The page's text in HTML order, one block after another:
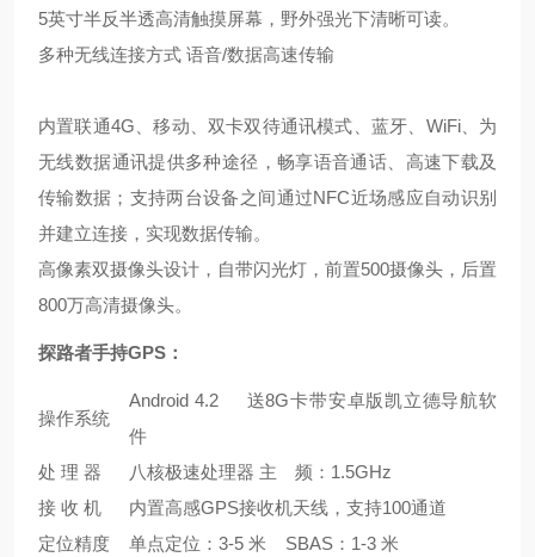
5英寸半反半透高清触摸屏幕，野外强光下清晰可读。
多种无线连接方式 语音/数据高速传输
内置联通4G、移动、双卡双待通讯模式、蓝牙、WiFi、为
无线数据通讯提供多种途径，畅享语音通话、高速下载及
传输数据；支持两台设备之间通过NFC近场感应自动识别
并建立连接，实现数据传输。
高像素双摄像头设计，自带闪光灯，前置500摄像头，后置
800万高清摄像头。
探路者手持GPS ：
操作系统
Android 4.2 送8G卡带安卓版凯立德导航软
件
处 理 器
八核极速处理器 主 频：1.5GHz
接 收 机
内置高感GPS接收机天线，支持100通道
定位精度
单点定位：3-5 米 SBAS：1-3 米